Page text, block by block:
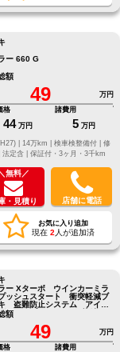
ー 660 G
額
49
万円
格
44 万円
諸費用
5 万円
修
法定含 | 保証付・3ヶ月・3千km
無料／
・見積り 店舗に電話
お気に入り追加
現在 2 人が追加済
ー Xターボ ウインカーミラ
ッシュスタート 衝突軽減ブ
盗難防止システム アイド
ストップ Bluetooth接続
ートヒーター
額
49
万円
格
諸費用